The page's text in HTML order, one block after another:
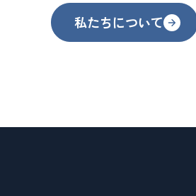
私たちについて